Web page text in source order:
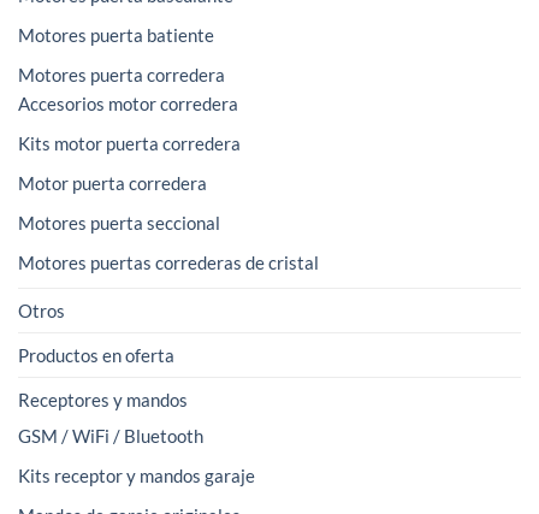
Motores puerta batiente
Motores puerta corredera
Accesorios motor corredera
Kits motor puerta corredera
Motor puerta corredera
Motores puerta seccional
Motores puertas correderas de cristal
Otros
Productos en oferta
Receptores y mandos
GSM / WiFi / Bluetooth
Kits receptor y mandos garaje